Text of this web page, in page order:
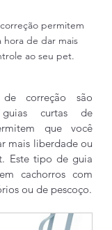
permitem
hora de dar mais
ao seu pet.
correção são
curtas de
que você
mais liberdade ou
Este tipo de guia
cachorros com
ou de pescoço.